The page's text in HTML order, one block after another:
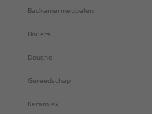
Badkamermeubelen
Boilers
Douche
Gereedschap
Keramiek